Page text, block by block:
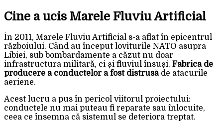
Cine a ucis Marele Fluviu Artificial
În 2011, Marele Fluviu Artificial s-a aflat în epicentrul
războiului. Când au început loviturile NATO asupra
Libiei, sub bombardamente a căzut nu doar
infrastructura militară, ci și fluviul însuși. Fabrica de
producere a conductelor a fost distrusăde atacurile
aeriene.
Acest lucru a pus în pericol viitorul proiectului:
conductele nu mai puteau fi reparate sau înlocuite,
ceea ce însemna că sistemul se deteriora treptat.